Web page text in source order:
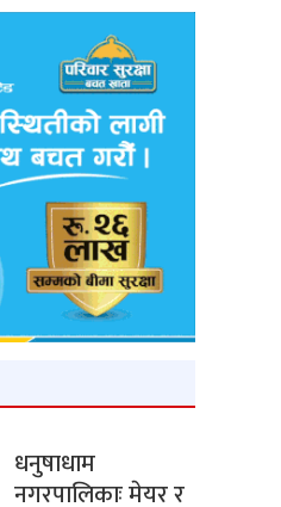
धनुषाधाम
नगरपालिकाः मेयर र